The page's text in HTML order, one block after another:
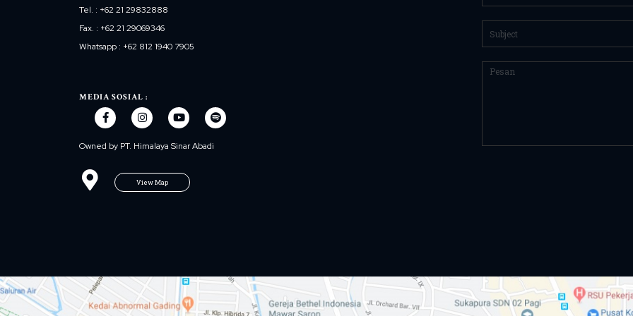
Tel. : +62 21 29832888
Fax. : +62 21 29069346
Whatsapp : +62 812 1940 7905
MEDIA SOSIAL :
Owned by PT. Himalaya Sinar Abadi
View Map